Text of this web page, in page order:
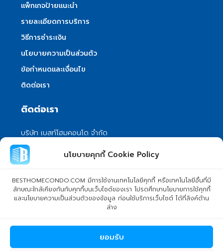
นโยบายคุกกี้ Cookie Policy
BESTHOMECONDO.COM มีการใช้งานเทคโนโลยีคุกกี้ หรือเทคโนโลยีอื่นที่มี
ลักษณะใกล้เคียงกันกับคุกกี้บนเว็บไซต์ของเรา โปรดศึกษานโยบายการใช้คุกกี้
และนโยบายความเป็นส่วนตัวของข้อมูล ก่อนใช้บริการเว็บไซต์ ได้ที่ลิงค์ด้าน
ล่าง
ยอมรับ
แพ็กเกจป้ายแนะนำ
รายละเอียดการบริการ
วิธีการชำระเงิน
นโยบายความเป็นส่วนตัว
ข้อกำหนดและเงื่อนไข
ติดต่อเรา
ติดต่อเรา
บริษัท เบสท์โฮมคอนโด จำกัด
101/399 หมู่ 7 แขวงลําผักชี เขตหนองจอก
กรุงเทพมหานคร 10530
info@besthomecondo.com
© Copyright 2024 BESTHOMECONDO CO., LTD. - All rights